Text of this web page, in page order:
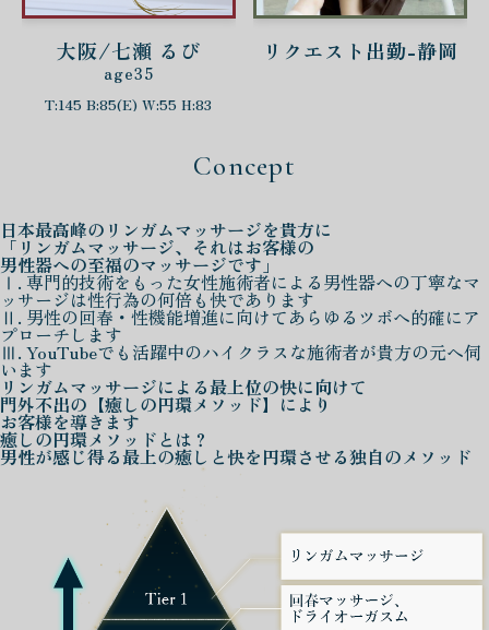
大阪/七瀬 るび
age35
T:145 B:85(E) W:55 H:83
リクエスト出勤-静岡
Concept
日本最高峰の リンガムマッサージを貴方に
「リンガムマッサージ、それはお客様の
男性器への至福のマッサージです」
Ⅰ. 専門的技術をもった女性施術者による男性器への丁寧なマ
ッサージは性行為の何倍も快であります
Ⅱ. 男性の回春・性機能増進に向けてあらゆるツボへ的確にア
プローチします
Ⅲ. YouTubeでも活躍中のハイクラスな施術者が貴方の元へ伺
います
リンガムマッサージによる最上位の快に向けて
門外不出の 【癒しの円環メソッド】 により
お客様を導きます
癒しの円環メソッド とは？
男性が感じ得る最上の癒しと快を円環させる独自のメソッド